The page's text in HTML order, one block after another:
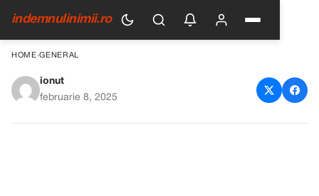
indemnulinimii.ro
HOME›GENERAL
Pregătește crema de
ionut
februarie 8, 2025